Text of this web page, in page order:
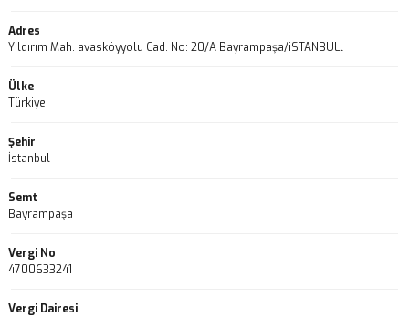
Adres
Yıldırım Mah. avasköyyolu Cad. No: 20/A Bayrampaşa/iSTANBULl
Ülke
Türkiye
Şehir
İstanbul
Semt
Bayrampaşa
Vergi No
4700633241
Vergi Dairesi